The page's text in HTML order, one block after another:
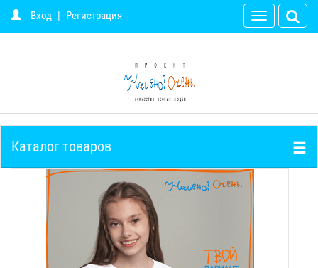
Вход | Регистрация
Toggle
navigation
Каталог товаров